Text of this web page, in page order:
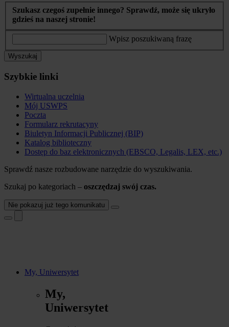
Szukasz czegoś zupełnie innego? Sprawdź, może się ukryło
gdzieś na naszej stronie!
Wpisz poszukiwaną frazę
Wyszukaj
Szybkie linki
Wirtualna uczelnia
Mój USWPS
Poczta
Formularz rekrutacyny
Biuletyn Informacji Publicznej (BIP)
Katalog biblioteczny
Dostęp do baz elektronicznych (EBSCO, Legalis, LEX, etc.)
Sprawdź nasze rozbudowane narzędzie do wyszukiwania.
Szukaj po kategoriach – oszczędzaj swój czas.
Nie pokazuj już tego komunikatu
My, Uniwersytet
My,
Uniwersytet